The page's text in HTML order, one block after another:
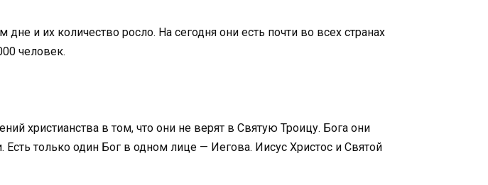
и их количество росло. На сегодня они есть почти во всех странах
человек.
христианства в том, что они не верят в Святую Троицу. Бога они
только один Бог в одном лице — Иегова. Иисус Христос и Святой